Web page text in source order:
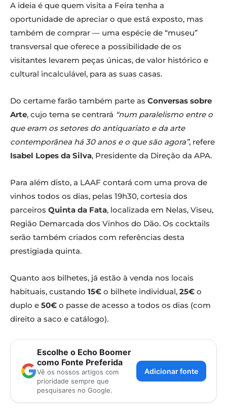
A ideia é que quem visita a Feira tenha a
oportunidade de apreciar o que está exposto, mas
também de comprar — uma espécie de “museu”
transversal que oferece a possibilidade de os
visitantes levarem peças únicas, de valor histórico e
cultural incalculável, para as suas casas.
Do certame farão também parte as Conversas sobre
Arte, cujo tema se centrará “num paralelismo entre o
que eram os setores do antiquariato e da arte
contemporânea há 30 anos e o que são agora”, refere
Isabel Lopes da Silva, Presidente da Direção da APA.
Para além disto, a LAAF contará com uma prova de
vinhos todos os dias, pelas 19h30, cortesia dos
parceiros Quinta da Fata, localizada em Nelas, Viseu,
Região Demarcada dos Vinhos do Dão. Os cocktails
serão também criados com referências desta
prestigiada quinta.
Quanto aos bilhetes, já estão à venda nos locais
habituais, custando 15€ o bilhete individual, 25€ o
duplo e 50€ o passe de acesso a todos os dias (com
direito a saco e catálogo).
Escolhe o Echo Boomer
como Fonte Preferida
Vê os nossos artigos com
prioridade sempre que
pesquisares no Google.
Adicionar fonte